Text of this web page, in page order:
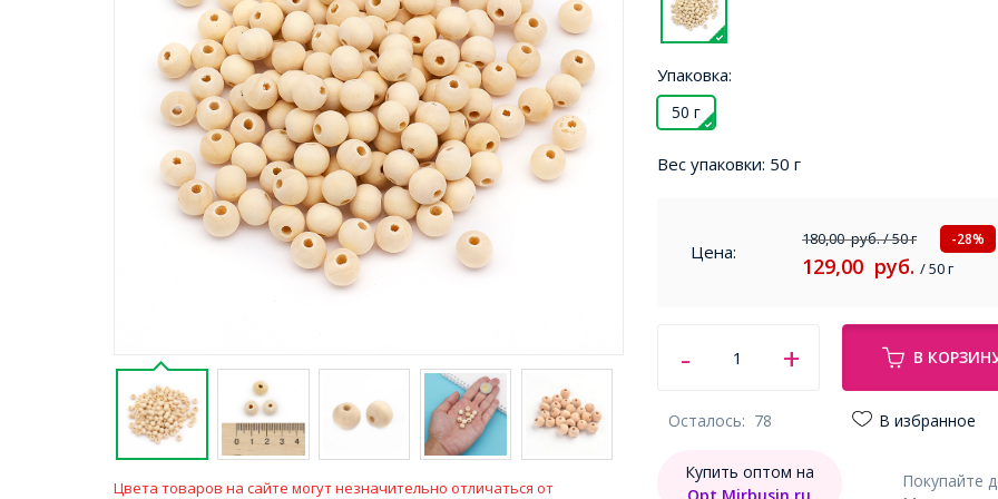
Цвета товаров на сайте могут незначительно отличаться от
Упаковка:
50 г
Вес упаковки: 50 г
Цена:
180,00руб./ 50 г -28%
129,00 руб. / 50 г
В
Осталось: 78 В избранное
Покупайте
Купить оптом на